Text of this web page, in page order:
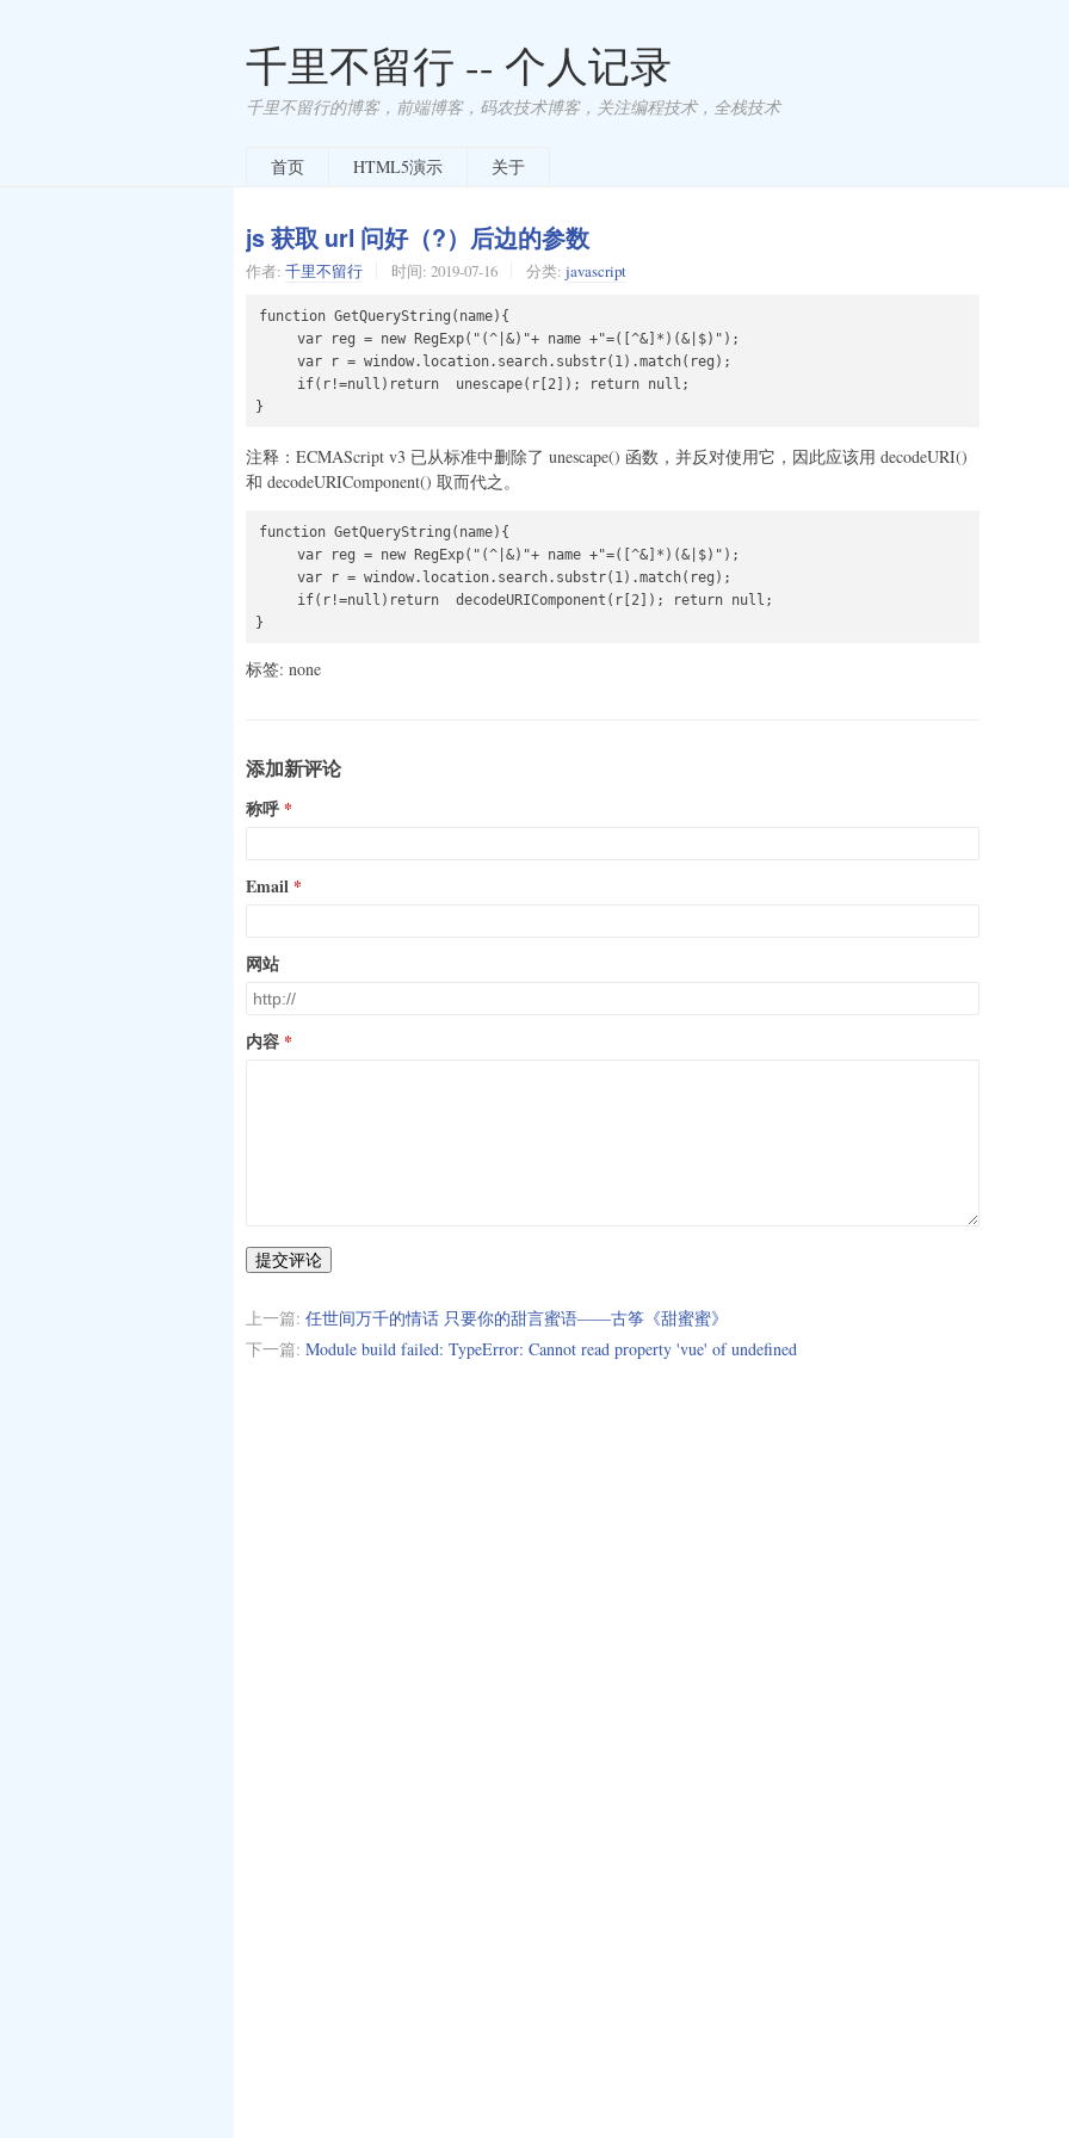
千里不留行 -- 个人记录
千里不留行的博客，前端博客，码农技术博客，关注编程技术，全栈技术
首页 HTML5演示 关于
js 获取 url 问好（?）后边的参数
作者: 千里不留行 时间: 2019-07-16 分类: javascript
function GetQueryString(name){
     var reg = new RegExp("(^|&)"+ name +"=([^&]*)(&|$)");
     var r = window.location.search.substr(1).match(reg);
     if(r!=null)return  unescape(r[2]); return null;
注释：ECMAScript v3 已从标准中删除了 unescape() 函数，并反对使用它，因此应该用 decodeURI()
和 decodeURIComponent() 取而代之。
function GetQueryString(name){
     var reg = new RegExp("(^|&)"+ name +"=([^&]*)(&|$)");
     var r = window.location.search.substr(1).match(reg);
     if(r!=null)return  decodeURIComponent(r[2]); return null;
标签: none
添加新评论
称呼
Email
网站
内容
提交评论
上一篇: 任世间万千的情话 只要你的甜言蜜语——古筝《甜蜜蜜》
下一篇: Module build failed: TypeError: Cannot read property 'vue' of undefined